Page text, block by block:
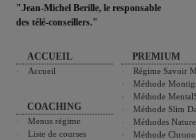
"Jean-Michel Berille, le responsable
des télé-conseillers."
ACCUEIL
Accueil
COACHING
Menus régime
Liste de courses
PREMIUM
Régime Savoir
Méthode
Méthode
Méthode Slim
Méthodes
Méthode